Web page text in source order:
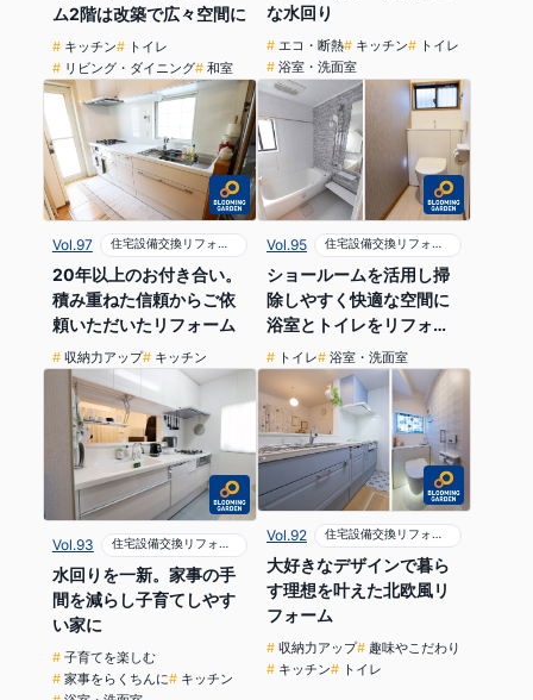
ム2階は改築で広々空間に
キッチン
トイレ
リビング・ダイニング
和室
な水回り
エコ・断熱 キッチン
トイレ
浴室・洗面室
Vol.97 住宅設備交換リフォーム
20年以上のお付き合い。
積み重ねた信頼からご依
頼いただいたリフォーム
収納力アップ キッチン
Vol.95 住宅設備交換リフォーム
ショールームを活用し掃
除しやすく快適な空間に
浴室とトイレをリフォー
ム トイレ 浴室・洗面室
Vol.93 住宅設備交換リフォーム
水回りを一新。家事の手
間を減らし子育てしやす
い家に
子育てを楽しむ
家事をらくちんに
キッチン
Vol.92 住宅設備交換リフォーム
大好きなデザインで暮ら
す理想を叶えた北欧風リ
フォーム
収納力アップ
趣味やこだわり
キッチン
トイレ